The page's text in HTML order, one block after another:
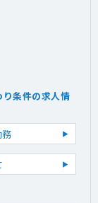
り条件の求人情